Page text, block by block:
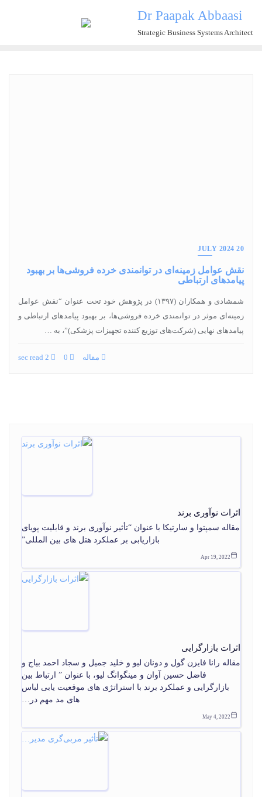
content
Dr Paapak Abbaasi
Strategic Business Systems Architect
20 JULY 2024
نقش عوامل زمینه‌ای در توانمندی خرده فروشی‌ها بر بهبود
پیامدهای ارتباطی
شمشادی و همکاران (۱۳۹۷) در پژوهش خود تحت عنوان “نقش عوامل
زمینه‏‌ای موثر در توانمندی خرده فروشی‌‏ها، بر بهبود پیامدهای ارتباطی و
پیامدهای نهایی (شرکت‌‏های توزیع کننده تجهیزات پزشکی)”، به …
مقاله
اثرات نوآوری برند
مقاله سمپتوا و سارتیکا با عنوان “تأثیر نوآوری برند و قابلیت پویای
بازاریابی بر عملکرد هتل های بین المللی”
Apr 19, 2022
اثرات بازارگرایی
مقاله رانا فایزن گول و دونان لیو و خلید جمیل و سجاد احمد بیاج و
فاضل حسین آوان و مینگوانگ لیو، با عنوان ” ارتباط بین
بازارگرایی و عملکرد برند با استراتژی های موقعیت یابی لباس
های مد مهم در…
May 4, 2022